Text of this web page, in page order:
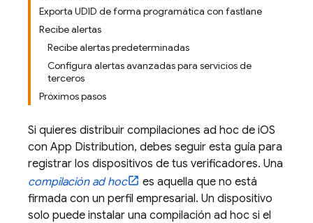
Exporta UDID de forma programática con fastlane
Recibe alertas
Recibe alertas predeterminadas
Configura alertas avanzadas para servicios de
terceros
Próximos pasos
Si quieres distribuir compilaciones ad hoc de iOS
con App Distribution, debes seguir esta guía para
registrar los dispositivos de tus verificadores. Una
compilación ad hoc
es aquella que no está
firmada con un perfil empresarial. Un dispositivo
solo puede instalar una compilación ad hoc si el